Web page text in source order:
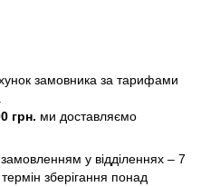
замовника за тарифами
грн. ми доставляємо
у відділеннях – 7
зберігання понад